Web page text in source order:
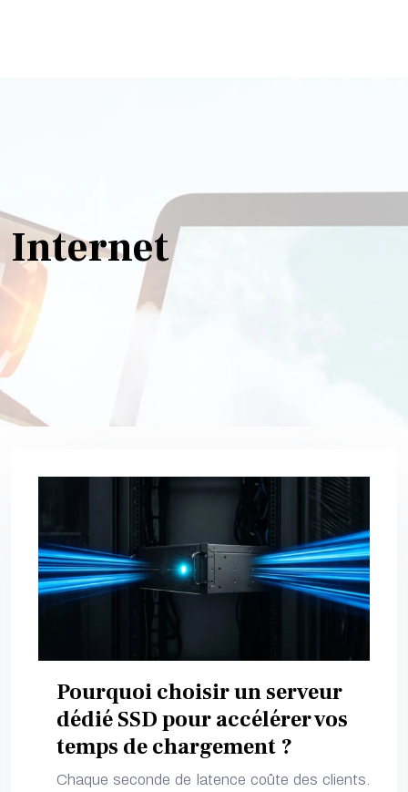
Internet
Pourquoi choisir un serveur
dédié SSD pour accélérer vos
temps de chargement ?
Chaque seconde de latence coûte des clients.